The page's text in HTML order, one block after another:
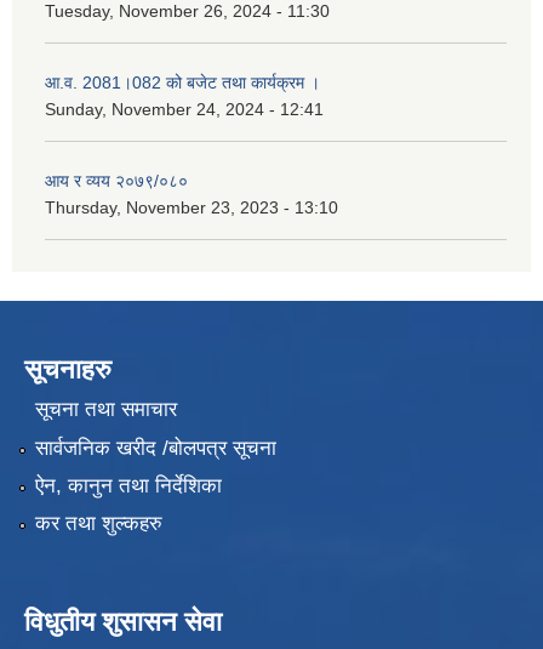
Tuesday, November 26, 2024 - 11:30
आ.व. 2081।082 को बजेट तथा कार्यक्रम ।
Sunday, November 24, 2024 - 12:41
आय र व्यय २०७९/०८०
Thursday, November 23, 2023 - 13:10
सूचनाहरु
सूचना तथा समाचार
सार्वजनिक खरीद /बोलपत्र सूचना
ऐन, कानुन तथा निर्देशिका
कर तथा शुल्कहरु
विधुतीय शुसासन सेवा